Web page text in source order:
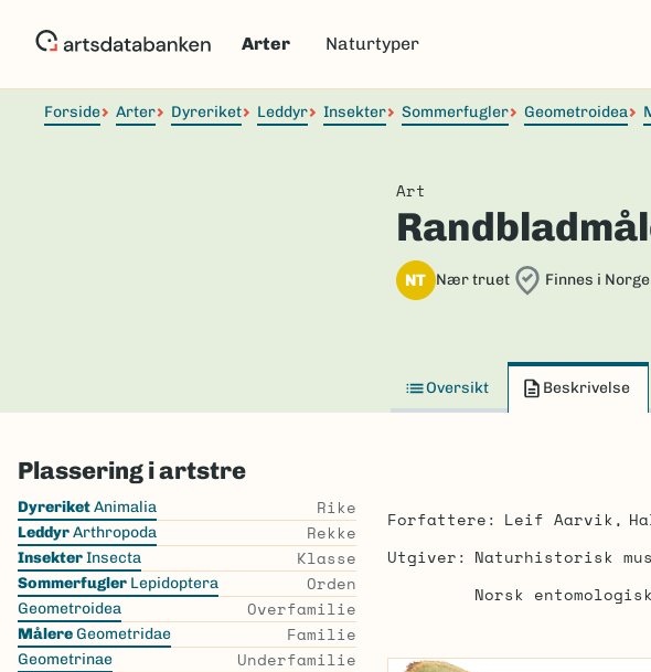
Arter Naturtyper
Forside Arter Dyreriket Leddyr Insekter Sommerfugler Geometroidea
Art
NT Nær truet Finnes i Norge
Oversikt Beskrivelse
Plassering i artstre
Skip
the
list
DyreriketAnimalia Rike
LeddyrArthropoda Rekke
InsekterInsecta Klasse
Sommerfugler Lepidoptera Orden
Geometroidea Overfamilie
MålereGeometridae Familie
Geometrinae Underfamilie
Forfattere Leif Aarvik
Utgiver
Naturhistorisk
Norsk